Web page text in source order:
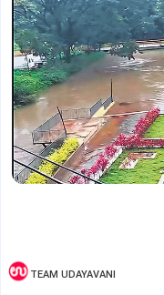
TEAM UDAYAVANI